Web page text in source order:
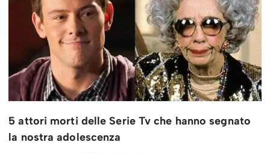
5 attori morti delle Serie Tv che hanno segnato
la nostra adolescenza